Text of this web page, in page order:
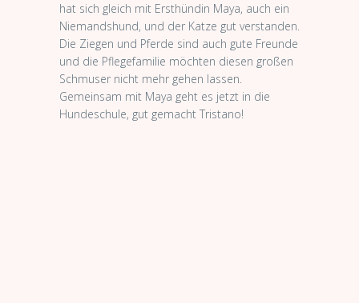
hat sich gleich mit Ersthündin Maya, auch ein
Niemandshund, und der Katze gut verstanden.
Die Ziegen und Pferde sind auch gute Freunde
und die Pflegefamilie möchten diesen großen
Schmuser nicht mehr gehen lassen.
Gemeinsam mit Maya geht es jetzt in die
Hundeschule, gut gemacht Tristano!